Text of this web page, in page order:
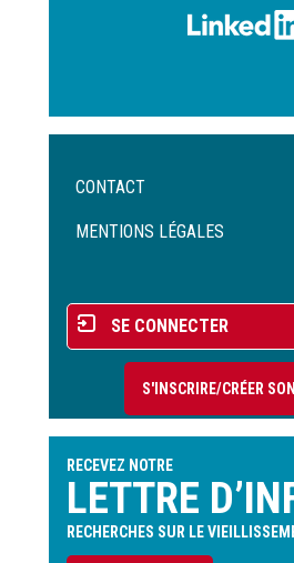
Menu
de
CONTACT
MENTIONS LÉGALES
Menu
du
compte
l'utilisateur
SE CONNECTER
S'INSCRIRE/CRÉER
RECEVEZ NOTRE
LETTRE
RECHERCHES SUR LE